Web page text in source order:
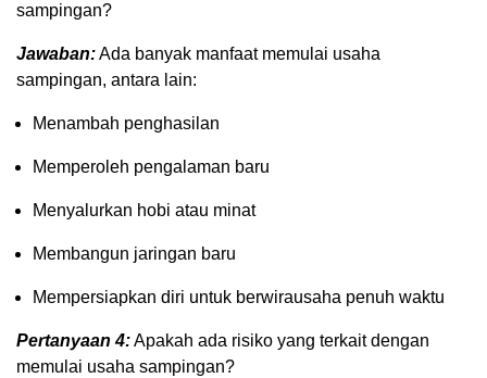
sampingan?
Jawaban:Ada banyak manfaat memulai usaha
sampingan, antara lain:
Menambah penghasilan
Memperoleh pengalaman baru
Menyalurkan hobi atau minat
Membangun jaringan baru
Mempersiapkan diri untuk berwirausaha penuh waktu
Pertanyaan 4:Apakah ada risiko yang terkait dengan
memulai usaha sampingan?